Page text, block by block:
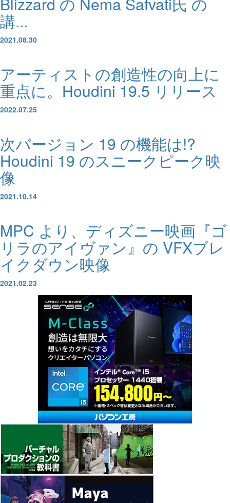
講...
2021.08.30
アーティストの創造性の向上に
重点に。Houdini 19.5 リリース
2022.07.25
次バージョン 19 の機能は!?
Houdini 19 のスニークピーク映
像
2021.10.14
MPC より、ディズニー映画『ゴ
リラのアイヴァン』の VFXブレ
イクダウン映像
2021.02.23